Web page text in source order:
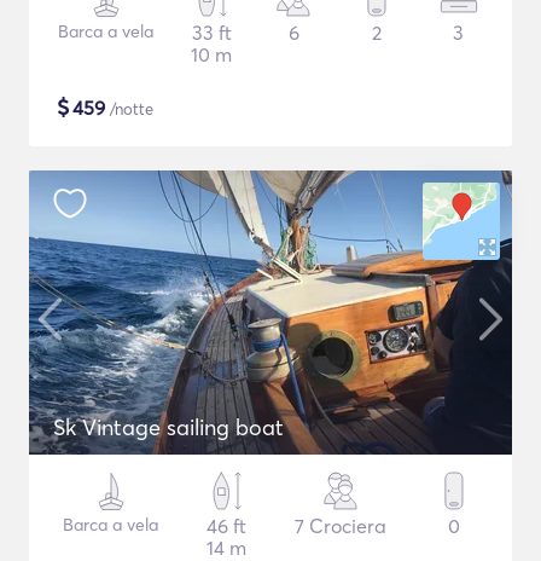
Barca a vela
33 ft
10 m
6 2 3
$459 /notte
Sk Vintage sailing boat
Barca a vela
46 ft
14 m
7 Crociera 0